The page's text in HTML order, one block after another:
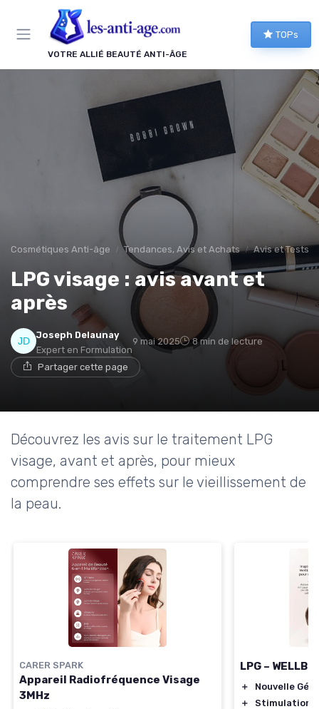
VOTRE ALLIÉ BEAUTÉ ANTI-ÂGE
TOPs
Cosmétiques Anti-âge Tendances, Avis et Achats Avis et Tests
LPG visage : avis avant et
après
Joseph Delaunay
Expert en Formulation
9 mai 2025 8 min de lecture
Partager cette page
Découvrez les avis sur le traitement LPG
visage, avant et après, pour mieux
comprendre ses effets sur le vieillissement de
la peau.
CARER SPARK
Appareil Radiofréquence Visage
3MHz
LPG –
＋
Nouvelle
＋
Stimulation
Panneau de gestion des cookies